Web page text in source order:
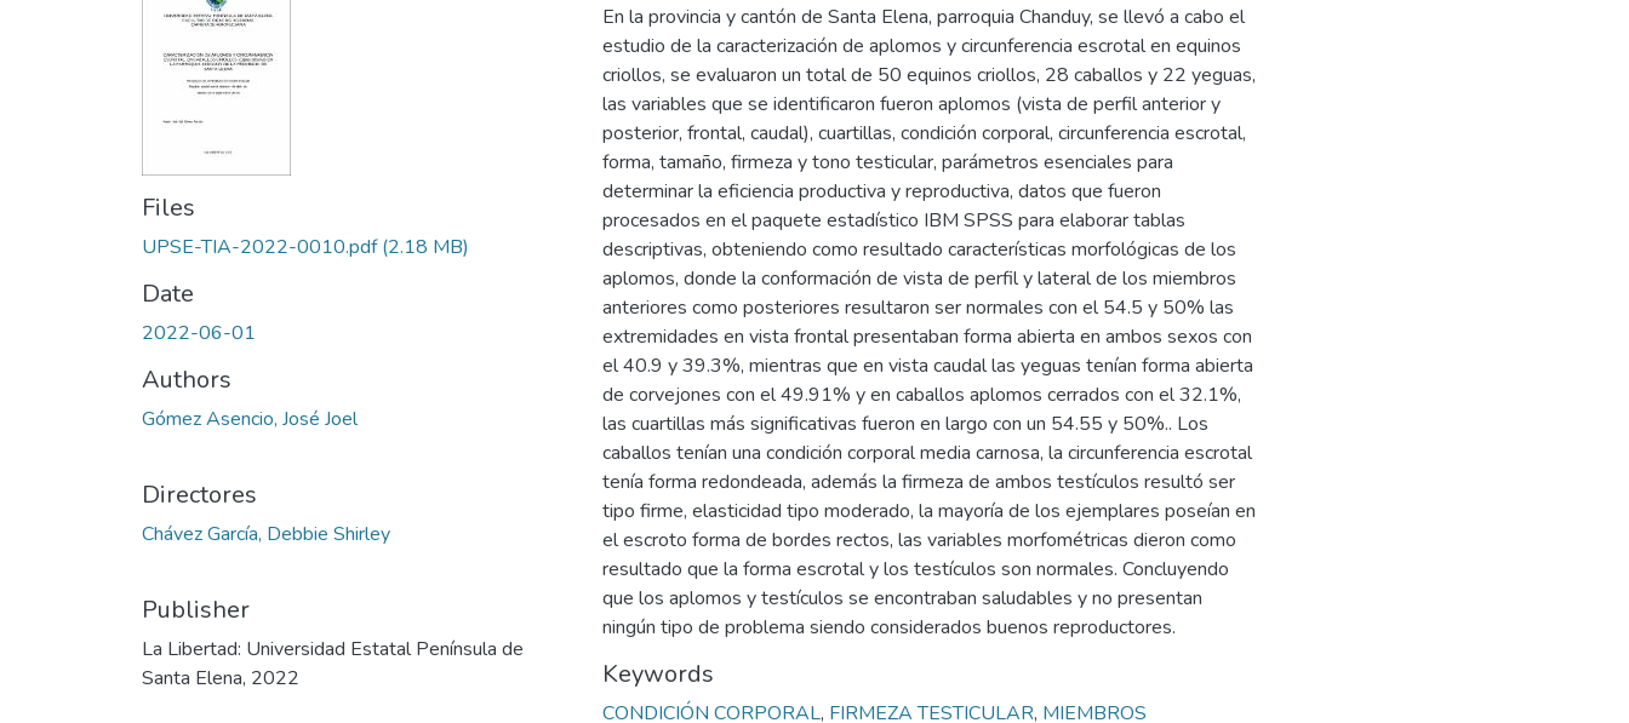
Files
UPSE-TIA-2022-0010.pdf(2.18 MB)
Date
2022-06-01
Authors
Gómez Asencio, José Joel
Directores
Chávez García, Debbie Shirley
Publisher
La Libertad: Universidad Estatal Península de
Santa Elena, 2022
En la provincia y cantón de Santa Elena, parroquia Chanduy, se llevó a cabo el
estudio de la caracterización de aplomos y circunferencia escrotal en equinos
criollos, se evaluaron un total de 50 equinos criollos, 28 caballos y 22 yeguas,
las variables que se identificaron fueron aplomos (vista de perfil anterior y
posterior, frontal, caudal), cuartillas, condición corporal, circunferencia escrotal,
forma, tamaño, firmeza y tono testicular, parámetros esenciales para
determinar la eficiencia productiva y reproductiva, datos que fueron
procesados en el paquete estadístico IBM SPSS para elaborar tablas
descriptivas, obteniendo como resultado características morfológicas de los
aplomos, donde la conformación de vista de perfil y lateral de los miembros
anteriores como posteriores resultaron ser normales con el 54.5 y 50% las
extremidades en vista frontal presentaban forma abierta en ambos sexos con
el 40.9 y 39.3%, mientras que en vista caudal las yeguas tenían forma abierta
de corvejones con el 49.91% y en caballos aplomos cerrados con el 32.1%,
las cuartillas más significativas fueron en largo con un 54.55 y 50%.. Los
caballos tenían una condición corporal media carnosa, la circunferencia escrotal
tenía forma redondeada, además la firmeza de ambos testículos resultó ser
tipo firme, elasticidad tipo moderado, la mayoría de los ejemplares poseían en
el escroto forma de bordes rectos, las variables morfométricas dieron como
resultado que la forma escrotal y los testículos son normales. Concluyendo
que los aplomos y testículos se encontraban saludables y no presentan
ningún tipo de problema siendo considerados buenos reproductores.
Keywords
CONDICIÓN CORPORAL, FIRMEZA TESTICULAR, MIEMBROS